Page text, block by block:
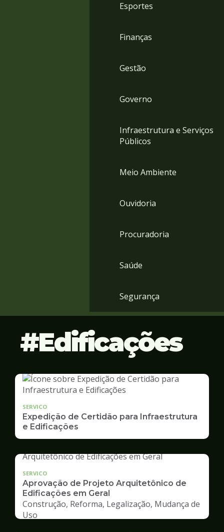
Esportes
Finanças
Gestão
Governo
Infraestrutura e Serviços
Públicos
Meio Ambiente
Ouvidoria
Procuradoria
Saúde
Segurança
Edificações
SERVICO
Expedição de Certidão para Infraestrutura
e Edificações
SERVICO
Aprovação de Projeto Arquitetônico de
Edificações em Geral
Construção, Reforma, Legalização, Mudança de
Uso